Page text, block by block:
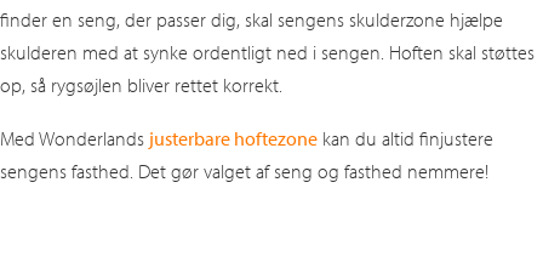
finder en seng, der passer dig, skal sengens skulderzone hjælpe
skulderen med at synke ordentligt ned i sengen. Hoften skal støttes
op, så rygsøjlen bliver rettet korrekt.
Med Wonderlands justerbare hoftezone kan du altid finjustere
sengens fasthed. Det gør valget af seng og fasthed nemmere!